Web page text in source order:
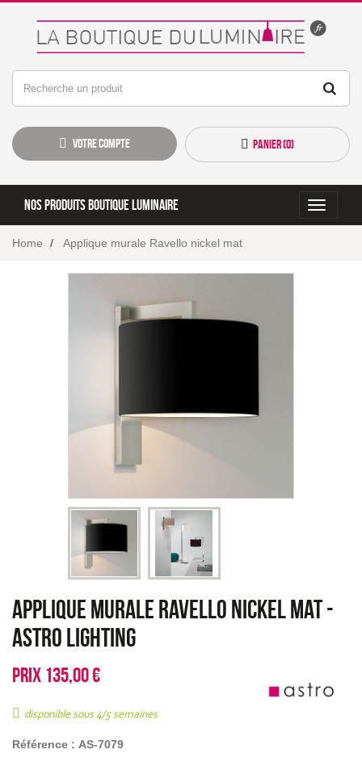
Votre compte Panier (0)
Toggle
Nos produits boutique luminaire
Home Applique murale Ravello nickel mat
Applique murale Ravello nickel mat-
Astro Lighting
PRIX 135,00 €
disponible sous 4/5 semaines
Référence : AS-7079